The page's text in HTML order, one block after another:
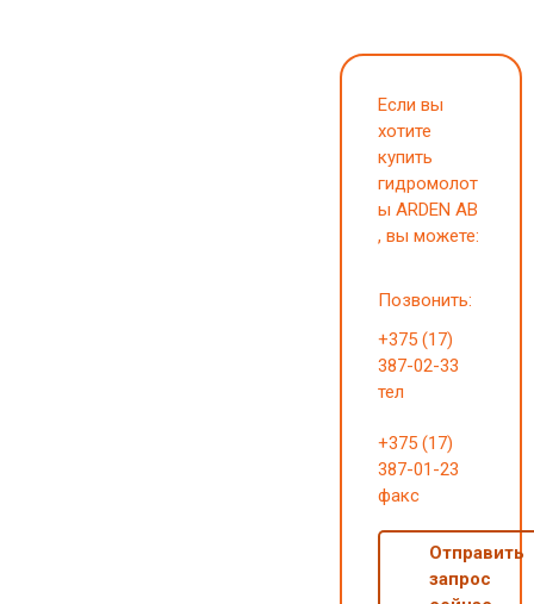
Если вы
хотите
купить
гидромолот
ы ARDEN AB
, вы можете:
Позвонить:
+375 (17)
387-02-33
тел
+375 (17)
387-01-23
факс
Отправить
запрос